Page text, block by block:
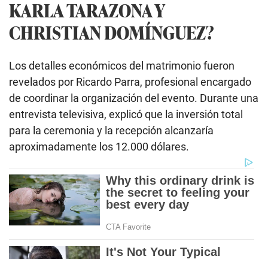
KARLA TARAZONA Y
CHRISTIAN DOMÍNGUEZ?
Los detalles económicos del matrimonio fueron
revelados por Ricardo Parra, profesional encargado
de coordinar la organización del evento. Durante una
entrevista televisiva, explicó que la inversión total
para la ceremonia y la recepción alcanzaría
aproximadamente los 12.000 dólares.